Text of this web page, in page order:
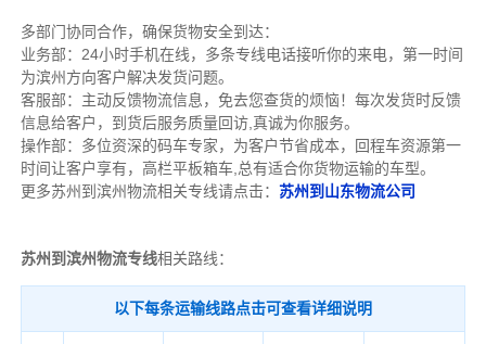
多部门协同合作，确保货物安全到达：
业务部：24小时手机在线，多条专线电话接听你的来电，第一时间
为滨州方向客户解决发货问题。
客服部：主动反馈物流信息，免去您查货的烦恼！每次发货时反馈
信息给客户，到货后服务质量回访,真诚为你服务。
操作部：多位资深的码车专家，为客户节省成本，回程车资源第一
时间让客户享有，高栏平板箱车,总有适合你货物运输的车型。
更多苏州到滨州物流相关专线请点击： 苏州到山东物流公司
苏州到滨州物流专线相关路线：
以下每条运输线路点击可查看详细说明